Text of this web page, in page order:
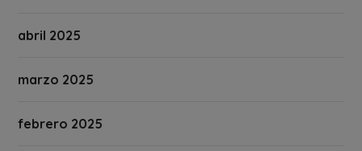
abril 2025
marzo 2025
febrero 2025